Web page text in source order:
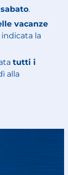
.
vacanze
la
tutti i
alla